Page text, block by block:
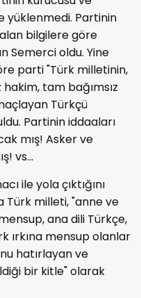
yüklenmedi. Partinin
bilgilere göre
Semerci oldu. Yine
parti "Türk milletinin,
hakim, tam bağımsız
Türkçü
Partinin iddaaları
mış! Asker ve
vs...
ile yola çıktığını
milleti, "anne ve
ana dili Türkçe,
ırkına mensup olanlar
hatırlayan ve
bir kitle" olarak